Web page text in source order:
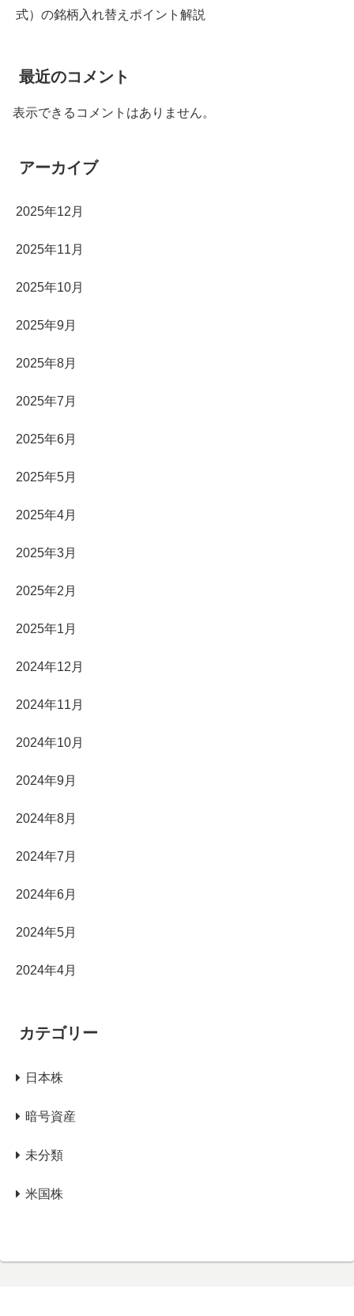
式）の銘柄入れ替えポイント解説
最近のコメント
表示できるコメントはありません。
アーカイブ
2025年12月
2025年11月
2025年10月
2025年9月
2025年8月
2025年7月
2025年6月
2025年5月
2025年4月
2025年3月
2025年2月
2025年1月
2024年12月
2024年11月
2024年10月
2024年9月
2024年8月
2024年7月
2024年6月
2024年5月
2024年4月
カテゴリー
日本株
暗号資産
未分類
米国株